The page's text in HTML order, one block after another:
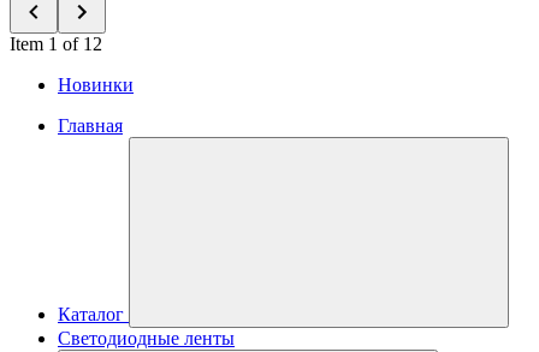
Item 1 of 12
Новинки
Главная
Каталог
Светодиодные ленты